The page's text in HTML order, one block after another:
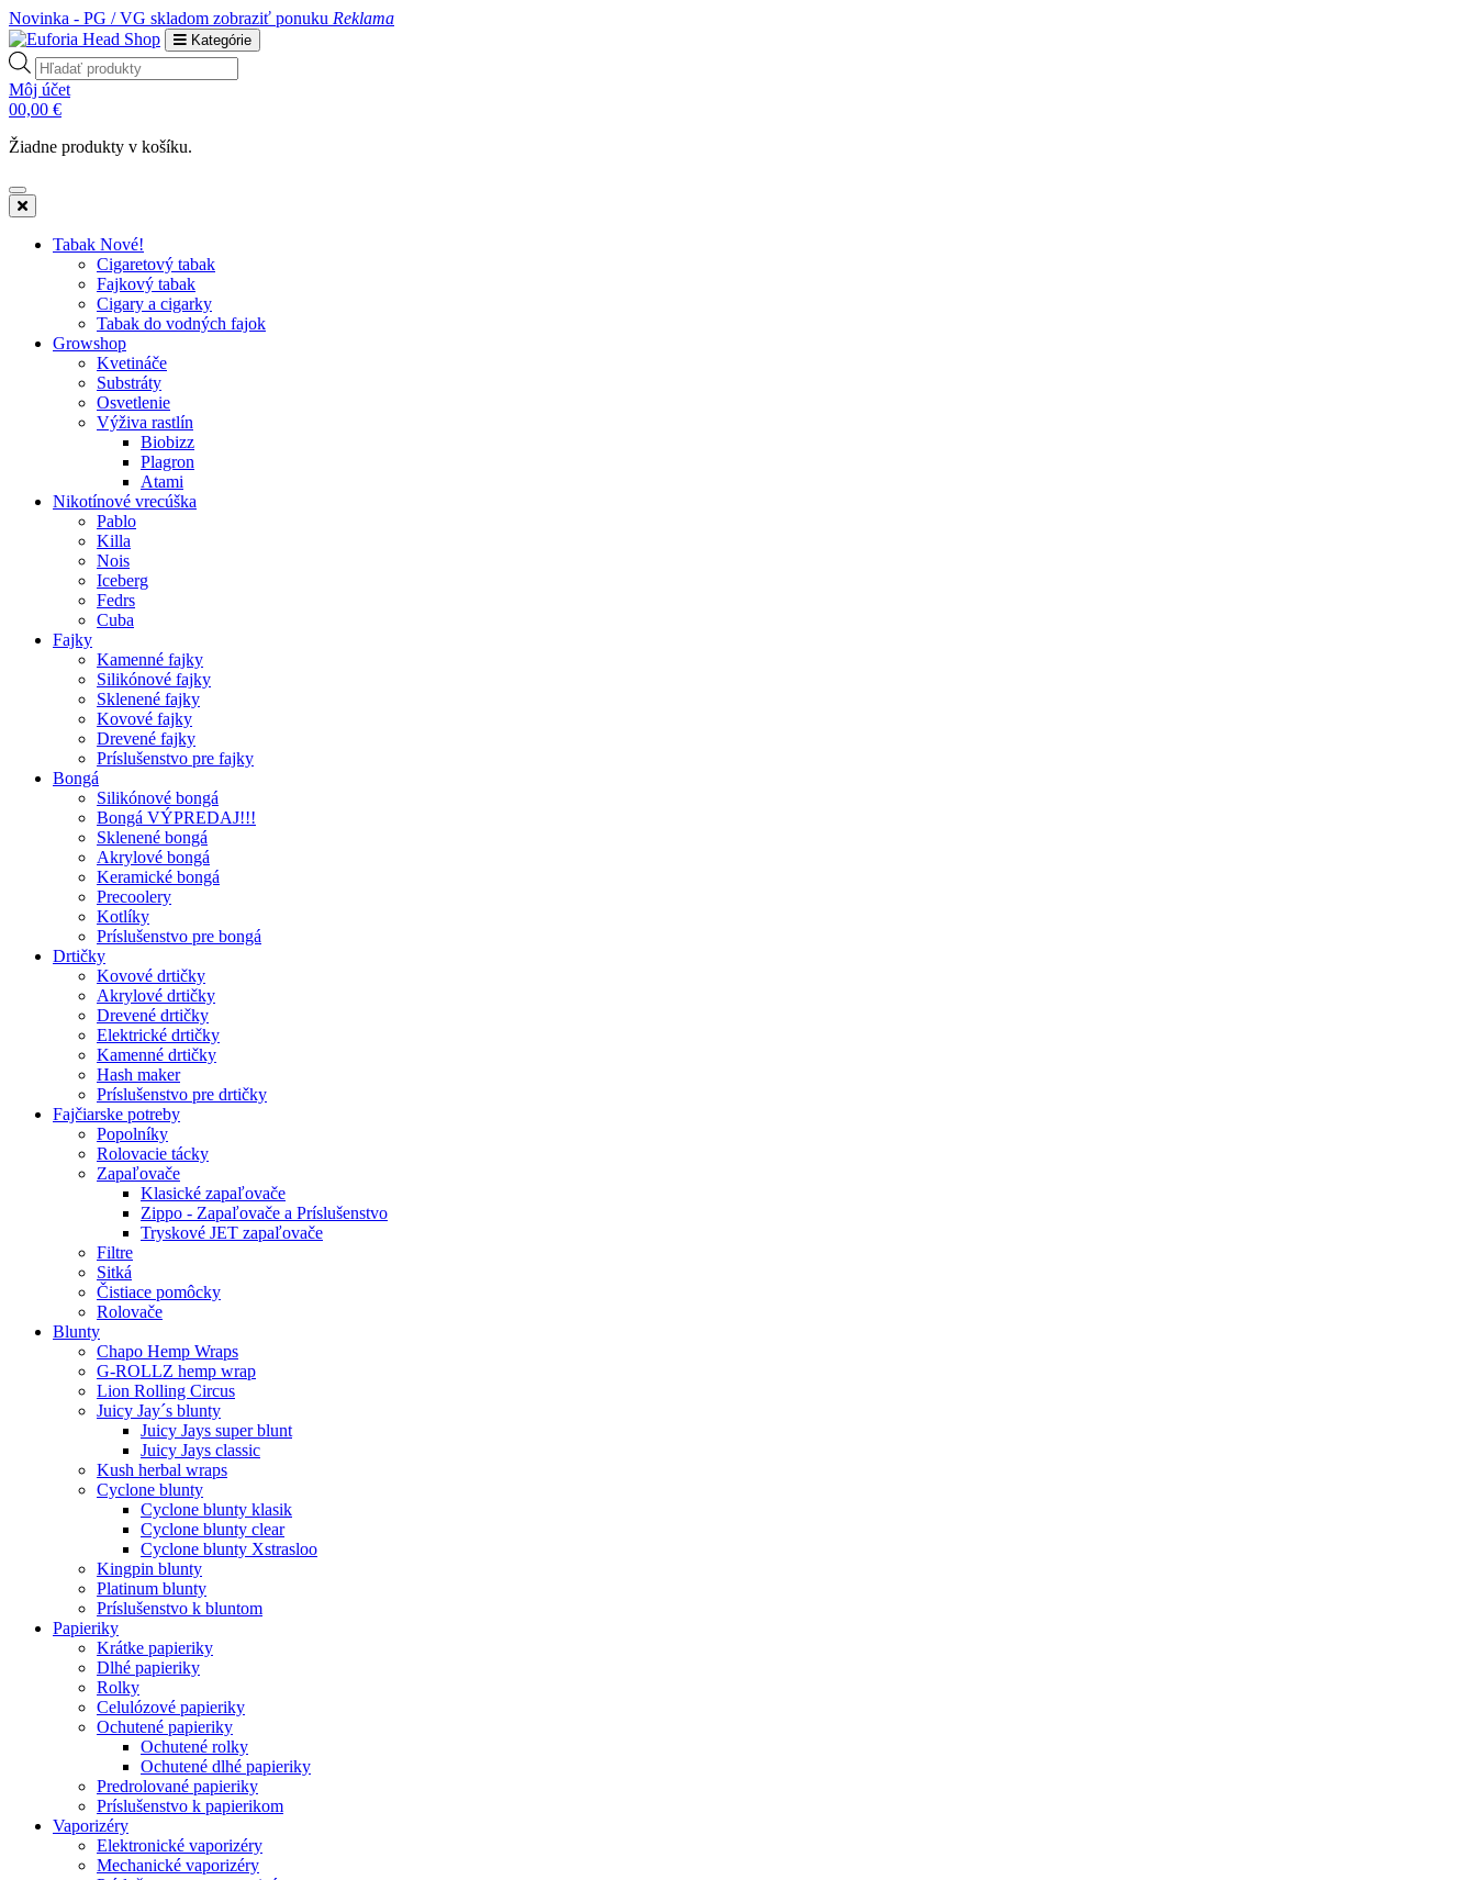
Novinka - PG / VG skladom zobraziť ponuku Reklama
Kategórie
Products
search
Môj účet
00,00 €
Žiadne produkty v košíku.
Tabak Nové!
Cigaretový tabak
Fajkový tabak
Cigary a cigarky
Tabak do vodných fajok
Growshop
Kvetináče
Substráty
Osvetlenie
Výživa rastlín
Biobizz
Plagron
Atami
Nikotínové vrecúška
Pablo
Killa
Nois
Iceberg
Fedrs
Cuba
Fajky
Kamenné fajky
Silikónové fajky
Sklenené fajky
Kovové fajky
Drevené fajky
Príslušenstvo pre fajky
Bongá
Silikónové bongá
Bongá VÝPREDAJ!!!
Sklenené bongá
Akrylové bongá
Keramické bongá
Precoolery
Kotlíky
Príslušenstvo pre bongá
Drtičky
Kovové drtičky
Akrylové drtičky
Drevené drtičky
Elektrické drtičky
Kamenné drtičky
Hash maker
Príslušenstvo pre drtičky
Fajčiarske potreby
Popolníky
Rolovacie tácky
Zapaľovače
Klasické zapaľovače
Zippo - Zapaľovače a Príslušenstvo
Tryskové JET zapaľovače
Filtre
Sitká
Čistiace pomôcky
Rolovače
Blunty
Chapo Hemp Wraps
G-ROLLZ hemp wrap
Lion Rolling Circus
Juicy Jay´s blunty
Juicy Jays super blunt
Juicy Jays classic
Kush herbal wraps
Cyclone blunty
Cyclone blunty klasik
Cyclone blunty clear
Cyclone blunty Xstrasloo
Kingpin blunty
Platinum blunty
Príslušenstvo k bluntom
Papieriky
Krátke papieriky
Dlhé papieriky
Rolky
Celulózové papieriky
Ochutené papieriky
Ochutené rolky
Ochutené dlhé papieriky
Predrolované papieriky
Príslušenstvo k papierikom
Vaporizéry
Elektronické vaporizéry
Mechanické vaporizéry